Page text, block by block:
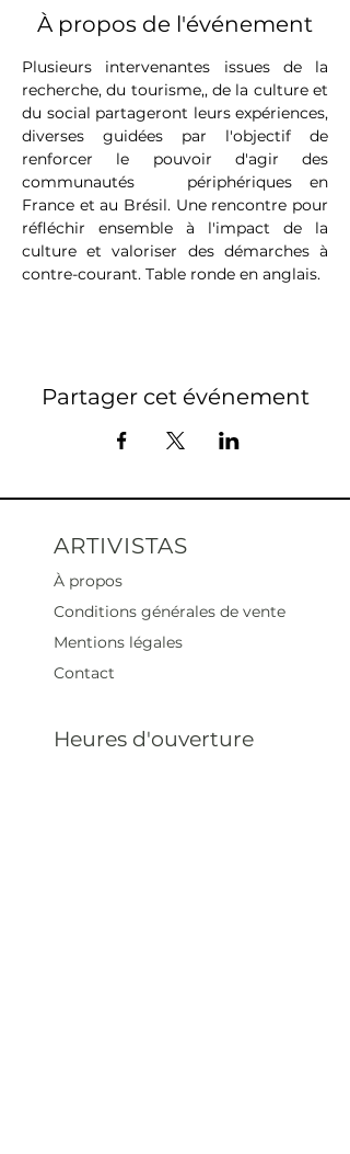
À propos de l'événement
Plusieurs intervenantes issues de la
recherche, du tourisme,, de la culture et
du social partageront leurs expériences,
diverses guidées par l'objectif de
renforcer le pouvoir d'agir des
communautés   périphériques en
France et au Brésil. Une rencontre pour
réfléchir ensemble à l'impact de la
culture et valoriser des démarches à
contre-courant. Table ronde en anglais.
Partager cet événement
ARTIVISTAS
À propos
Conditions générales de vente
Mentions légales
Contact
Heures d'ouverture